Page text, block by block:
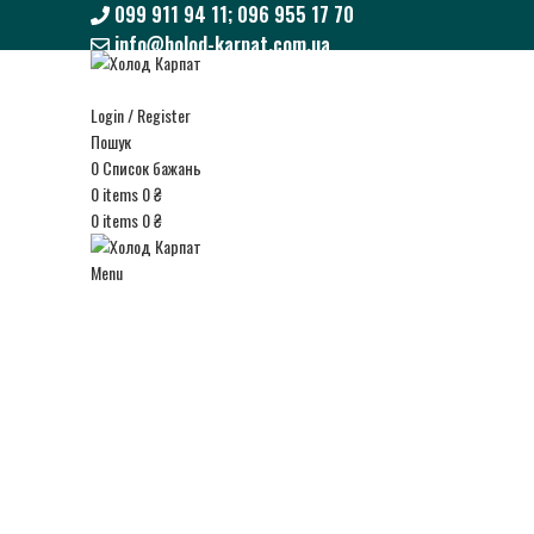
099 911 94 11; 096 955 17 70
info@holod-karpat.com.ua
099 911 94 11; 096 955 17 70
Login / Register
Пошук
0Список бажань
0items0₴
0items0₴
Menu